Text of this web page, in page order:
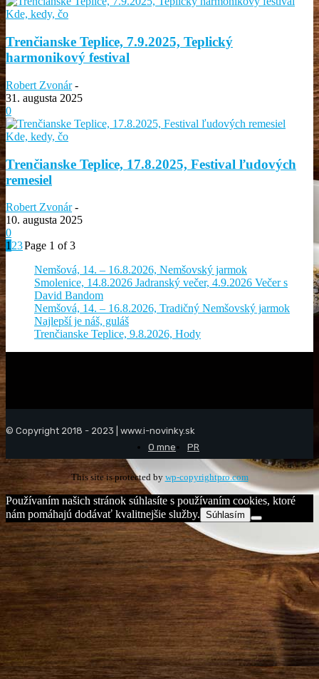
Kde, kedy, čo
Trenčianske Teplice, 7.9.2025, Teplický
harmonikový festival
Robert Zvonár -
31. augusta 2025
0
Kde, kedy, čo
Trenčianske Teplice, 17.8.2025, Festival ľudových
remesiel
Robert Zvonár -
10. augusta 2025
0
1 23Page 1 of 3
Nemšová, 14. – 16.8.2026, Nemšovský jarmok
Smolenice, 14.8.2026 Jadranský večer, 4.9.2026 Večer s
David Bandom
Nemšová, 14. – 16.8.2026, Tradičný Nemšovský jarmok
Najlepší je náš, guláš
Trenčianske Teplice, 9.8.2026, Hody
© Copyright 2018 - 2023 | www.i-novinky.sk
O mne
PR
This site is protected by wp-copyrightpro.com
Používaním našich stránok súhlasíte s používaním cookies, ktoré
nám pomáhajú dodávať kvalitnejšie služby. Súhlasím